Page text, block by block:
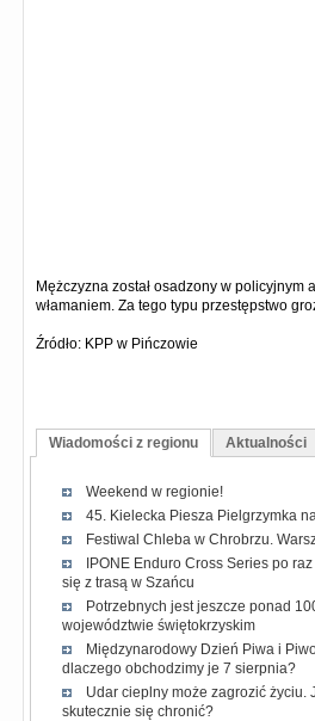
Mężczyzna został osadzony w policyjnym
włamaniem. Za tego typu przestępstwo
Źródło: KPP w Pińczowie
Wiadomości z regionu Aktualności
Weekend w regionie!
45. Kielecka Piesza Pielgrzymka
Festiwal Chleba w Chrobrzu.
IPONE Enduro Cross Series po
się z trasą w Szańcu
Potrzebnych jest jeszcze ponad
województwie świętokrzyskim
Międzynarodowy Dzień Piwa i
dlaczego obchodzimy je 7 sierpnia?
Udar cieplny może zagrozić
skutecznie się chronić?